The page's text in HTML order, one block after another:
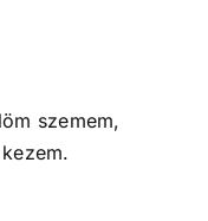
szemem,